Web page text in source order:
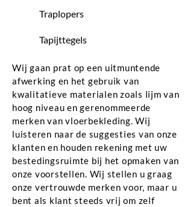
Traplopers
Tapijttegels
Wij gaan prat op een uitmuntende
afwerking en het gebruik van
kwalitatieve materialen zoals lijm van
hoog niveau en gerenommeerde
merken van vloerbekleding. Wij
luisteren naar de suggesties van onze
klanten en houden rekening met uw
bestedingsruimte bij het opmaken van
onze voorstellen. Wij stellen u graag
onze vertrouwde merken voor, maar u
bent als klant steeds vrij om zelf